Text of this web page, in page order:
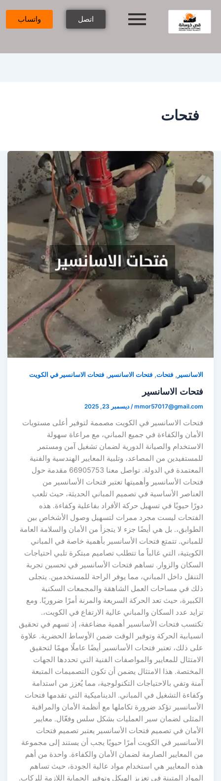
واتساب
فتحات
,فتحات , فتحات الاسانسير,فتحات الاسانسير في الكويت
الاسانسير
/ديسمبر 23, 2025
الاسانسير في الكويت مصممة لتوفير أعلى مستويات
والكفاءة في جميع المباني، مع مراعاة سهولة
والصيانة الدورية لضمان تشغيل آمن ومستمر
من المصاعد، وتلبية المعايير الهندسية والفنية
المعتمدة في الدولة. تواصل معنا 66905753 مقدمة حول
الأسانسير وأهميتها تعتبر فتحات الأسانسير من
الأساسية في تصميم المباني الحديثة، حيث تلعب
حيويًا في تسهيل حركة الأفراد بفاعلية وكفاءة. هذه
ليست مجرد ممرات لتسهيل وصول الأشخاص بين
بل هي أيضًا جزء لا يتجزأ من الأمان والسلامة العامة
تتمتع فتحات الأسانسير بأهمية خاصة في المباني
التي غالباً ما تتطلب تصاميم مبتكرة تلبي احتياجات
والزوار. تساهم فتحات الأسانسير في تحسين تجربة
داخل المباني، مما يوفر الراحة للمستخدمين. يتجلى
في مساحات العمل الشاهقة والمجمعات السكنية
حيث تعد الحركة السريعة والمرنة أمرًا ضروريًا. ومع
عدد السكان والمباني عالية الارتفاع في الكويت،.
فتحات الأسانسير أهمية مضاعفة، إذ تسهم في تحقيق
الحركة وتوفير الوقت ضمن الأوساط الحضرية. علاوة
ذلك، تعتبر فتحات الأسانسير أيضًا عاملًا مهمًا لتحقيق
للمعايير والمواصفات الفنية التي تحددها الجهات
هذا الامتثال يضمن أن تكون التصميمات المتبعة
وتفي بالاحتياجات التكنولوجية، مما يُعزز من استدامة
التشغيل في المباني. الديناميكية التي تقدمها فتحات
تؤكد ضرورة تكاملها مع أنظمة الأمان والمراقبة
لضمان سير العمليات بشكل سلس وفعّال. معايير
في تصميم فتحات الأسانسير يعتبر تصميم فتحات
في الكويت أمرًا حيويًا يجب أن يستند إلى مجموعة
المعايير الصارمة لضمان الأمان والكفاءة. واحدة من أهم
المعايير هي استخدام مواد عالية الجودة، حيث تساهم
المتينة في تعزيز الهيكل وتوفير الحماية اللازمة للركاب.